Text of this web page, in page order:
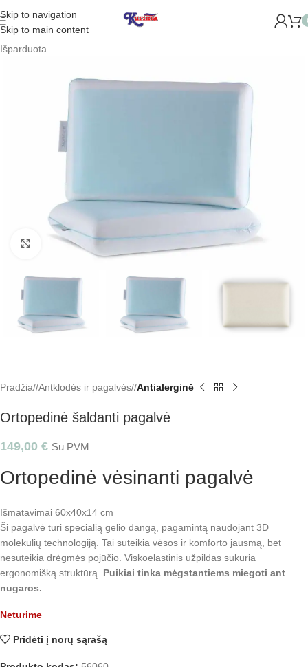
Skip to navigation
Skip to main content
NAUJĄ PARDUOTUVĘ ŽVĖRYNE (SĖLIŲ G. 29 VILNIUJE)!
Išparduota
Padidinti
Pradžia/ Antklodės ir pagalvės/ Antialerginė
Ortopedinė šaldanti pagalvė
149,00 € Su PVM
Ortopedinė vėsinanti pagalvė
Išmatavimai 60x40x14 cm
Ši pagalvė turi specialią gelio dangą, pagamintą naudojant 3D
molekulių technologiją. Tai suteikia vėsos ir komforto jausmą, bet
nesuteikia drėgmės pojūčio. Viskoelastinis užpildas sukuria
ergonomišką struktūrą. Puikiai tinka mėgstantiems miegoti ant
nugaros.
Neturime
Pridėti į norų sąrašą